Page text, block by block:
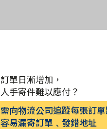
訂單日漸增加，
人手寄件難以應付？
需向物流公司追蹤每張訂
容易漏寄訂單﹑發錯地址